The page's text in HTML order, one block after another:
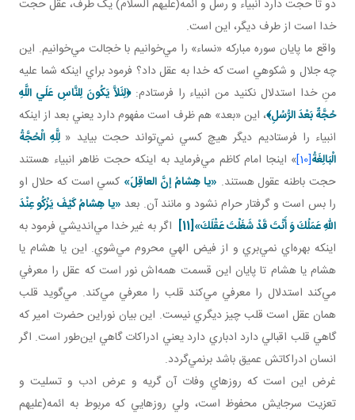
دو تا حجت دارد انبياء و رسل و ائمه(عليهم السلام) يک طرف، عقل حجت
خدا است از طرف ديگر، اين است.
واقع ما پايان سوره مبارکه «نساء» را مي‌خوانيم با خجالت مي‌خوانيم. اين
چه جلال و شکوهي است که خدا به عقل داد؟ فرمود براي اينکه شما عليه
منِ خدا استدلال نکنيد من انبياء را فرستادم:﴿لِئَلاَّ يَكُونَ لِلنَّاسِ عَلَي اللَّهِ
حُجَّةٌ بَعْدَ الرُّسُلِ﴾، اين «بعد» هم ظرف است مفهوم دارد يعني بعد از اينکه
انبياء را فرستاديم ديگر هيچ کسي نمي‌تواند حجت بيايد « لِلَّهِ الْحُجَّةُ
الْبَالِغَةُ[10]
» اينجا امام کاظم مي‌فرمايد به اينکه حجت ظاهر انبياء هستند
حجت باطنه عقول هستند. «يا هِشامُ إنَّ العاقِلَ» کسي است که حلال او
را بس است و گرفتار حرام نشود و مانند آن. بعد «يا هِشامُ كَيْفَ يَزْكُو عِنْدَ
اللّهِ عَمَلُكَ وَ أَنْتَ قَدْ شَغَلْتَ عَقْلَكَ»[11]
اگر به غير خدا مي‌انديشي فرمود به
اينکه بهره‌اي نمي‌بري و از فيض الهي محروم مي‌شوي. اين يا هشام يا
هشام يا هشام تا پايان اين قسمت همه‌اش نور است که عقل را معرفي
مي‌کند استدلال را معرفي مي‌کند قلب را معرفي مي‌کند. مي‌گويد قلب
همان عقل است قلب چيز ديگري نيست. اين بيان نوراين حضرت امير که
گاهي قلب اقبالي دارد ادباري دارد يعني ادراکات گاهي اين‌طور است. اگر
انسان ادراکاتش عميق باشد برنمي‌گردد.
غرض اين است که روزهاي وفات آن گريه و عرض ادب و تسليت و
تعزيت سرجايش محفوظ است، ولي روزهايي که مربوط به ائمه(عليهم